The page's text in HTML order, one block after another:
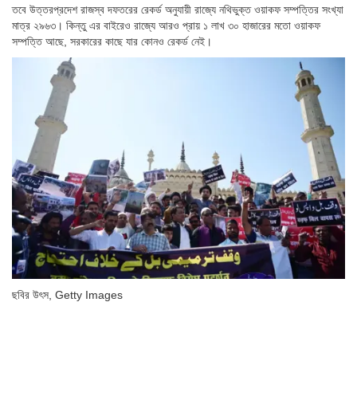
তবে উত্তরপ্রদেশ রাজস্ব দফতরের রেকর্ড অনুযায়ী রাজ্যে নথিভুক্ত ওয়াকফ সম্পত্তির সংখ্যা
মাত্র ২৯৬৩। কিন্তু এর বাইরেও রাজ্যে আরও প্রায় ১ লাখ ৩০ হাজারের মতো ওয়াকফ
সম্পত্তি আছে, সরকারের কাছে যার কোনও রেকর্ড নেই।
ছবির উৎস, Getty Images